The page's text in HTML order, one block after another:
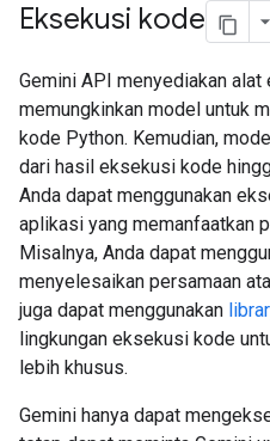
Eksekusi kode
Gemini API menyediakan
memungkinkan model untuk
kode Python. Kemudian,
dari hasil eksekusi kode
Anda dapat menggunakan
aplikasi yang memanfaatkan
Misalnya, Anda dapat
menyelesaikan persamaan
juga dapat menggunakan
lingkungan eksekusi kode
lebih khusus.
Gemini hanya dapat